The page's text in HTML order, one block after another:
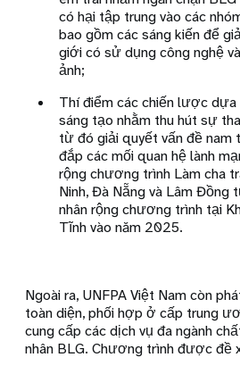
có hại tập trung vào các
bao gồm các sáng kiến để
giới có sử dụng công nghệ
ảnh;
Thí điểm các chiến lược
sáng tạo nhằm thu hút sự
từ đó giải quyết vấn đề nam
đắp các mối quan hệ lành
rộng chương trình Làm cha
Ninh, Đà Nẵng và Lâm Đồng
nhân rộng chương trình tại
Tĩnh vào năm 2025.
Ngoài ra, UNFPA Việt Nam còn
toàn diện, phối hợp ở cấp trung
cung cấp các dịch vụ đa ngành
nhân BLG. Chương trình được đề